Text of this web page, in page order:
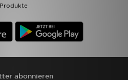
Produkte
abonnieren